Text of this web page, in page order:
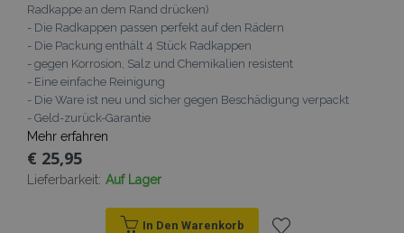
Radkappe an dem Rand drücken)
- Die Radkappen passen perfekt auf den Rädern
- Die Packung enthält 4 Stück Radkappen
- gegen Korrosion, Salz und Chemikalien resistent
- Eine einfache Reinigung
- Die Ware ist neu und sicher gegen Beschädigung verpackt
- Geld-zurück-Garantie
Mehr erfahren
€ 25,95
Lieferbarkeit: Auf Lager
In Den Warenkorb